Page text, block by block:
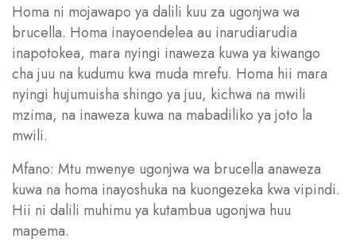
Homa ni mojawapo ya dalili kuu za ugonjwa wa
brucella. Homa inayoendelea au inarudiarudia
inapotokea, mara nyingi inaweza kuwa ya kiwango
cha juu na kudumu kwa muda mrefu. Homa hii mara
nyingi hujumuisha shingo ya juu, kichwa na mwili
mzima, na inaweza kuwa na mabadiliko ya joto la
mwili.
Mfano: Mtu mwenye ugonjwa wa brucella anaweza
kuwa na homa inayoshuka na kuongezeka kwa vipindi.
Hii ni dalili muhimu ya kutambua ugonjwa huu
mapema.